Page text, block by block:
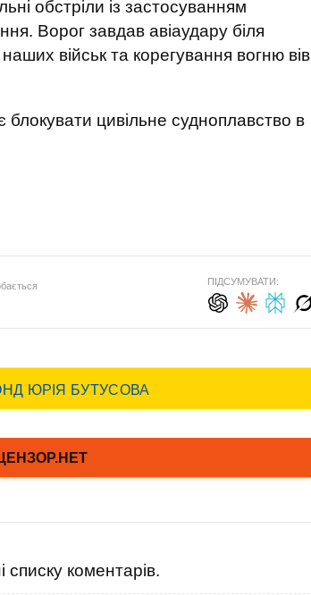
обстріли із застосуванням
Ворог завдав авіаудару біля
військ та корегування вогню вів
цивільне судноплавство в
ПІДСУМУВАТИ:
коментарів.